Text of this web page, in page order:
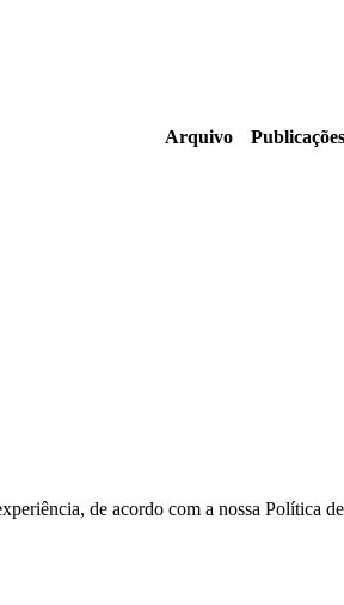
Arquivo Publicações
de acordo com a nossa Política